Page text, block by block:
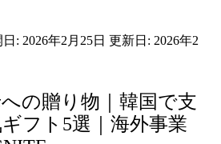
日: 2026年2月25日 更新日: 2026年2
の贈り物｜韓国で支
フト5選｜海外事業